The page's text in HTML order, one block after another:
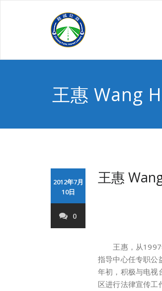
王惠 Wang
2012年7月
10日
0
王惠
王惠，从1997
指导中心任专职公
年初，积极与电视
区进行法律宣传工